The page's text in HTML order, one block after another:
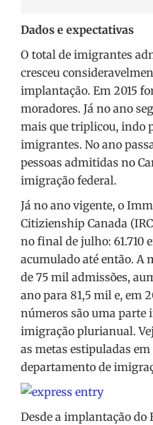
Dados e expectativas
O total de imigrantes
cresceu
implantação. Em 2015
moradores. Já no ano
mais que triplicou, indo
imigrantes. No ano
pessoas admitidas no
imigração federal.
Já no ano vigente, o
Citizienship Canada
no final de julho: 61.710
acumulado até então. A
de 75 mil admissões,
ano para 81,5 mil e, em
números são uma parte
imigração plurianual.
as metas estipuladas
departamento de
Desde a implantação do